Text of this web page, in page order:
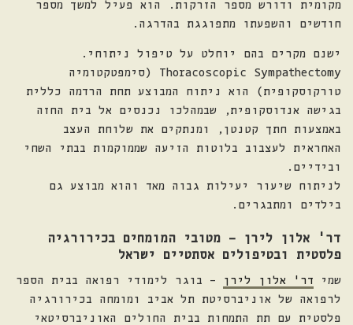
מקומית ודורש מספר הזרקות. הוא פעיל למשך מספר
חודשים והשפעתו מתפוגגת בהדרגה.
ישנם מקרים בהם יוחלט על טיפול ניתוחי.
Thoracoscopic Sympathectomy (סימפטקטומיה
טורקוסקופית) הוא ניתוח המבוצע תחת הרדמה כללית
בגישה אנדוסקופית, שבמהלכו נכנסים אל בית החזה
באמצעות חתך קטנטן, ומנתקים את שלוחת העצב
האחראית לעצבוב בלוטות הזיעה שממוקמות בבתי השחי
ובידיים.
לניתוח שיעור יעילות גבוה מאד והוא מבוצע גם
בילדים ומתבגרים.
דר' אלון לירן – מטובי המומחים בכירורגיה
פלסטית ובטיפולים אסתטיים ישראל
שמי דר' אלון לירן
– בוגר לימודי רפואה בבית הספר
לרפואה של אוניברסיטת תל אביב ומומחה בכירורגיה
פלסטית עם תת התמחות בבית החולים האוניברסיטאי